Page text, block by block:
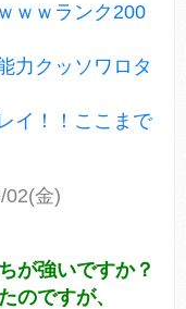
ｗｗランク200
力クッソワロタ
イ！！ここまで
02(金)
が強いですか？
のですが、